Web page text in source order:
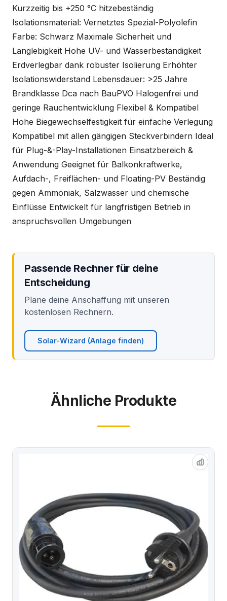
Kurzzeitig bis +250 °C hitzebeständig
Isolationsmaterial: Vernetztes Spezial-Polyolefin
Farbe: Schwarz Maximale Sicherheit und
Langlebigkeit Hohe UV- und Wasserbeständigkeit
Erdverlegbar dank robuster Isolierung Erhöhter
Isolationswiderstand Lebensdauer: >25 Jahre
Brandklasse Dca nach BauPVO Halogenfrei und
geringe Rauchentwicklung Flexibel & Kompatibel
Hohe Biegewechselfestigkeit für einfache Verlegung
Kompatibel mit allen gängigen Steckverbindern Ideal
für Plug-&-Play-Installationen Einsatzbereich &
Anwendung Geeignet für Balkonkraftwerke,
Aufdach-, Freiflächen- und Floating-PV Beständig
gegen Ammoniak, Salzwasser und chemische
Einflüsse Entwickelt für langfristigen Betrieb in
anspruchsvollen Umgebungen
Passende Rechner für deine
Entscheidung
Plane deine Anschaffung mit unseren
kostenlosen Rechnern.
Solar-Wizard (Anlage finden)
Ähnliche Produkte